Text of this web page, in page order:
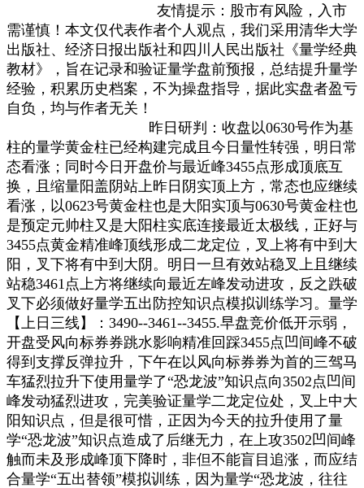
友情提示：股市有风险，入市
需谨慎！本文仅代表作者个人观点，我们采用清华大学
出版社、经济日报出版社和四川人民出版社《量学经典
教材》，旨在记录和验证量学盘前预报，总结提升量学
经验，积累历史档案，不为操盘指导，据此实盘者盈亏
自负，均与作者无关！
昨日研判：收盘以0630号作为基
柱的量学黄金柱已经构建完成且今日量性转强，明日常
态看涨；同时今日开盘价与最近峰3455点形成顶底互
换，且缩量阳盖阴站上昨日阴实顶上方，常态也应继续
看涨，以0623号黄金柱也是大阳实顶与0630号黄金柱也
是预定元帅柱又是大阳柱实底连接最近太极线，正好与
3455点黄金精准峰顶线形成二龙定位，叉上将有中到大
阳，叉下将有中到大阴。明日一旦有效站稳叉上且继续
站稳3461点上方将继续向最近左峰发动进攻，反之跌破
叉下必须做好量学五出防控知识点模拟训练学习。量学
【上日三线】：3490--3461--3455.早盘竞价低开示弱，
开盘受风向标券券跳水影响精准回踩3455点凹间峰不破
得到支撑反弹拉升，下午在以风向标券券为首的三驾马
车猛烈拉升下使用量学了“恐龙波”知识点向3502点凹间
峰发动猛烈进攻，完美验证量学二龙定位处，叉上中大
阳知识点，但是很可惜，正因为今天的拉升使用了量
学“恐龙波”知识点造成了后继无力，在上攻3502凹间峰
触而未及形成峰顶下降时，非但不能盲目追涨，而应结
合量学“五出替领”模拟训练，因为量学“恐龙波，往往